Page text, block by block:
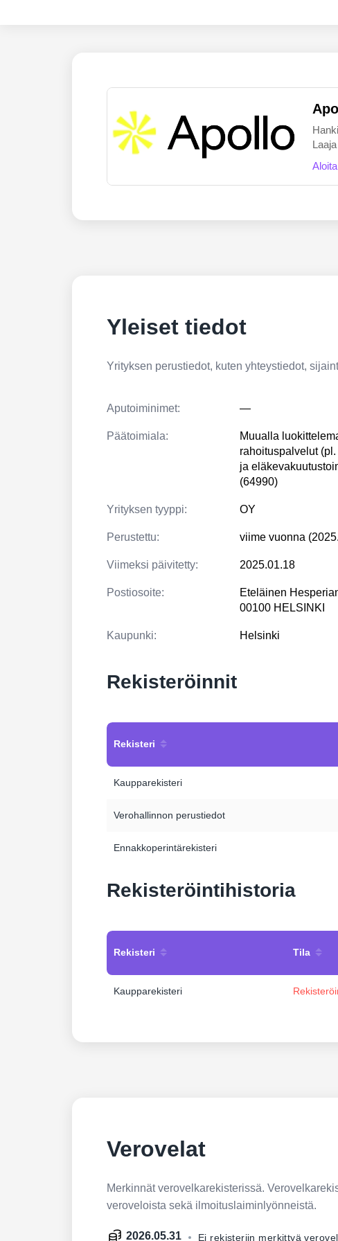
Yleiset tiedot
Yrityksen perustiedot, kuten yhteystiedot,
Aputoiminimet: —
Päätoimiala:
Muualla
rahoituspalvelut
ja
(64990)
Yrityksen tyyppi: OY
Perustettu: viime vuonna
Viimeksi päivitetty: 2025.01.18
Postiosoite:
Eteläinen
00100 HELSINKI
Kaupunki: Helsinki
Rekisteröinnit
Rekisteri
Kaupparekisteri
Verohallinnon perustiedot
Ennakkoperintärekisteri
Rekisteröintihistoria
Rekisteri Tila
Kaupparekisteri
Verovelat
Merkinnät verovelkarekisterissä.
veroveloista sekä ilmoituslaiminlyönneistä.
2026.05.31 Ei rekisteriin merkittyä